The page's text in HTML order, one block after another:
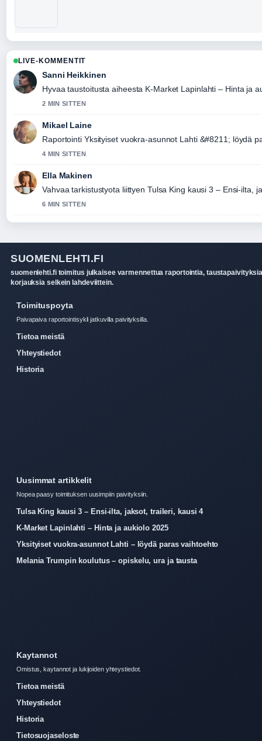
LIVE-KOMMENTIT
Sanni Heikkinen
Hyvaa taustoitusta aiheesta K-Market Lapinlahti – Hinta ja
2 MIN SITTEN
Mikael Laine
Raportointi Yksityiset vuokra-asunnot Lahti &#8211; löydä
4 MIN SITTEN
Ella Makinen
Vahvaa tarkistustyota liittyen Tulsa King kausi 3 – Ensi-ilta,
6 MIN SITTEN
SUOMENLEHTI.FI
suomenlehti.fi toimitus julkaisee varmennettua raportointia,
korjauksia selkein lahdeviittein.
Toimituspoyta
Paivapaiva raportointisykli jatkuvilla paivityksilla.
Tietoa meistä
Yhteystiedot
Historia
Uusimmat artikkelit
Nopea paasy toimituksen uusimpiin paivityksiin.
Tulsa King kausi 3 – Ensi-ilta, jaksot, traileri, kausi 4
K-Market Lapinlahti – Hinta ja aukiolo 2025
Yksityiset vuokra-asunnot Lahti – löydä paras vaihtoehto
Melania Trumpin koulutus – opiskelu, ura ja tausta
Kaytannot
Omistus, kaytannot ja lukijoiden yhteystiedot.
Tietoa meistä
Yhteystiedot
Historia
Tietosuojaseloste